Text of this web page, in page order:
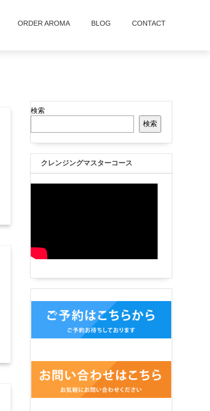
ORDER AROMA BLOG CONTACT
検索
検索
クレンジングマスターコース